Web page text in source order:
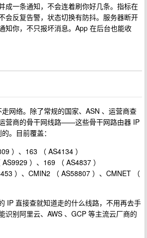
成一条通知，不会连着刷你好几条。指标在
会反复告警，状态切换有防抖。服务器断开
知你，不只报坏消息。App 在后台也能收
网络。除了常规的国家、ASN 、运营商查
营商的骨干网线路——这些骨干网路由器 IP
。目前覆盖：
）、163 （ AS4134 ）
）、169 （ AS4837 ）
）、CMIN2 （ AS58807 ）、CMNET （
IP 直接查就知道走的什么线路，不用再去手
识别阿里云、AWS 、GCP 等主流云厂商的